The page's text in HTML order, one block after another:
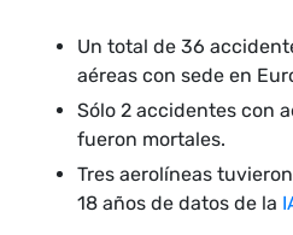
Un total de 36
aéreas con sede en
Sólo 2 accidentes con
fueron mortales.
Tres aerolíneas
18 años de datos de la